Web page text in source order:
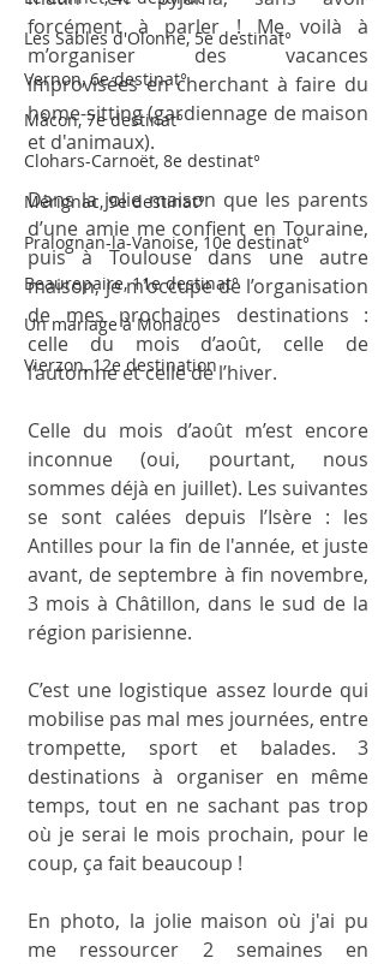
Les Sables d'Olonne, 5e destinat°
Vernon, 6e destinat°
Mâcon, 7e destinat°
Clohars-Carnoët, 8e destinat°
Mérignac, 9e destinat°
Pralognan-la-Vanoise, 10e destinat°
Beaurepaire, 11e destinat°
Un mariage à Monaco
Vierzon, 12e destination
forcément à parler ! Me voilà à
m’organiser des vacances
improvisées en cherchant à faire du
home-sitting (gardiennage de maison
et d'animaux).
Dans la jolie maison que les parents
d’une amie me confient en Touraine,
puis à Toulouse dans une autre
maison, je m’occupe de l’organisation
de mes prochaines destinations :
celle du mois d’août, celle de
l’automne et celle de l’hiver.
Celle du mois d’août m’est encore
inconnue (oui, pourtant, nous
sommes déjà en juillet). Les suivantes
se sont calées depuis l’Isère : les
Antilles pour la fin de l'année, et juste
avant, de septembre à fin novembre,
3 mois à Châtillon, dans le sud de la
région parisienne.
C’est une logistique assez lourde qui
mobilise pas mal mes journées, entre
trompette, sport et balades. 3
destinations à organiser en même
temps, tout en ne sachant pas trop
où je serai le mois prochain, pour le
coup, ça fait beaucoup !
En photo, la jolie maison où j'ai pu
me ressourcer 2 semaines en